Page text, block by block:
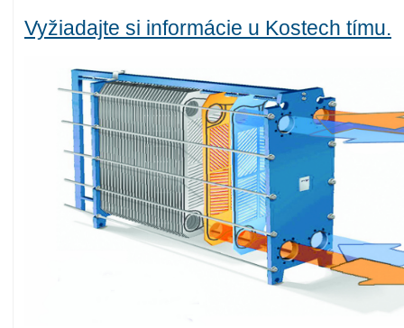
Vyžiadajte si informácie u Kostech tímu.